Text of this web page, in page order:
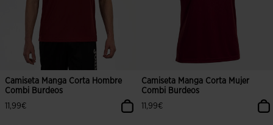
Camiseta Manga Corta Hombre
Combi Burdeos
11,99€
Camiseta Manga Corta Mujer
Combi Burdeos
11,99€